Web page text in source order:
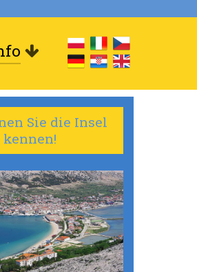
Sie die Insel
kennen!